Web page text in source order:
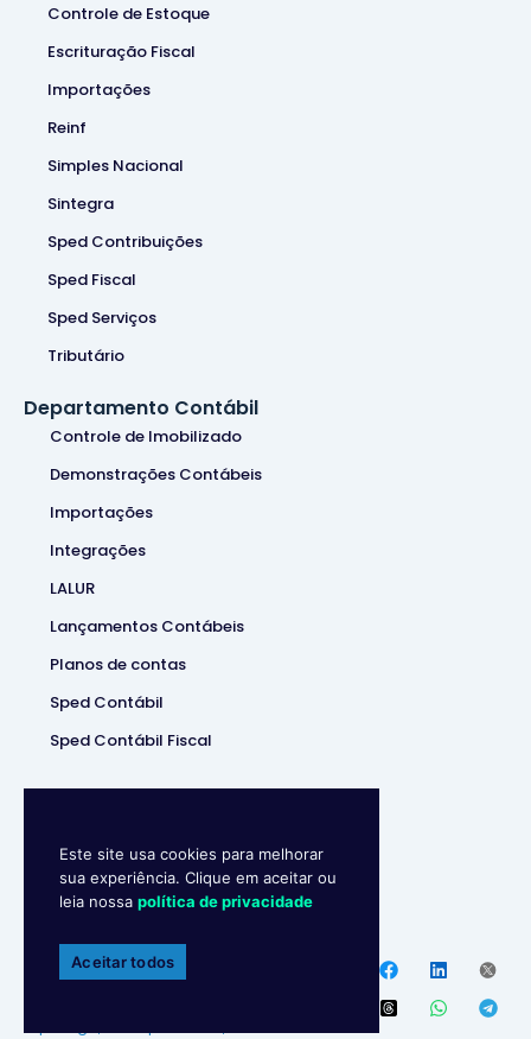
Controle de Estoque
Escrituração Fiscal
Importações
Reinf
Simples Nacional
Sintegra
Sped Contribuições
Sped Fiscal
Sped Serviços
Tributário
Departamento Contábil
Controle de Imobilizado
Demonstrações Contábeis
Importações
Integrações
LALUR
Lançamentos Contábeis
Planos de contas
Sped Contábil
Sped Contábil Fiscal
Contábill | (37) 3229-5850 |
Política de privacidade
Este site usa cookies para melhorar
sua experiência. Clique em aceitar ou
leia nossa política de privacidade
Aceitar todos